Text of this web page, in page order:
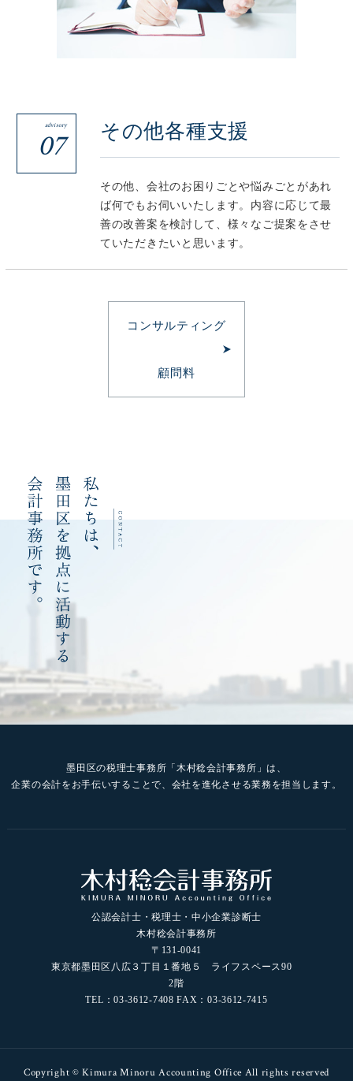
advisory
07 その他各種支援
その他、会社のお困りごとや悩みごとがあれ
ば何でもお伺いいたします。内容に応じて最
善の改善案を検討して、様々なご提案をさせ
ていただきたいと思います。
コンサルティング
顧問料
墨田区の税理士事務所「木村稔会計事務所」は、
企業の会計をお手伝いすることで、会社を進化させる業務を担当します。
公認会計士・税理士・中小企業診断士
木村稔会計事務所
〒131-0041
東京都墨田区八広３丁目１番地５ ライフスペース90
2階
TEL：03-3612-7408 FAX：03-3612-7415
Copyright © Kimura Minoru Accounting Office All rights reserved